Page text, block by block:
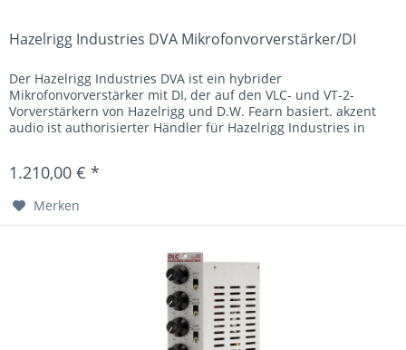
Hazelrigg Industries DVA Mikrofonvorverstärker/DI
Der Hazelrigg Industries DVA ist ein hybrider
Mikrofonvorverstärker mit DI, der auf den VLC- und VT-2-
Vorverstärkern von Hazelrigg und D.W. Fearn basiert. akzent
audio ist authorisierter Händler für Hazelrigg Industries in
1.210,00 € *
Merken